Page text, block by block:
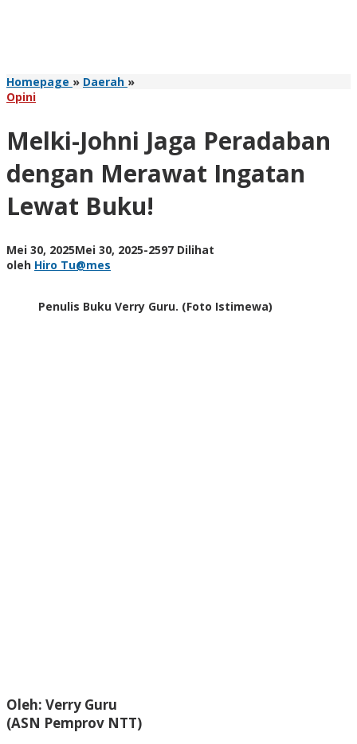
Homepage » Daerah »Melki-
dengan
Merawat
Ingatan
Lewat
Buku!
Opini
Melki-Johni Jaga Peradaban
dengan Merawat Ingatan
Lewat Buku!
Mei 30, 2025Mei 30, 2025oleh
-2597 Dilihat
oleh Hiro Tu@mes
Penulis Buku Verry Guru. (Foto Istimewa)
Oleh: Verry Guru
(ASN Pemprov NTT)